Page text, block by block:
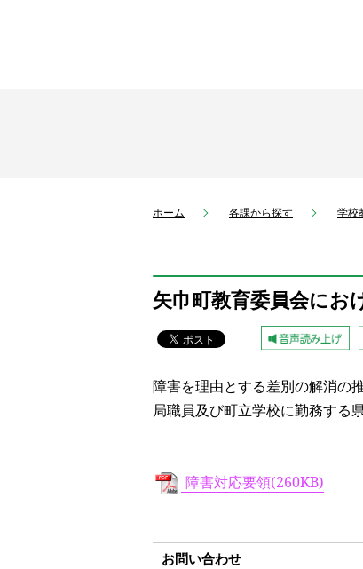
ホーム 各課から探す 学校
矢巾町教育委員会にお
障害を理由とする差別の解消の
局職員及び町立学校に勤務する
障害対応要領(260KB)
お問い合わせ